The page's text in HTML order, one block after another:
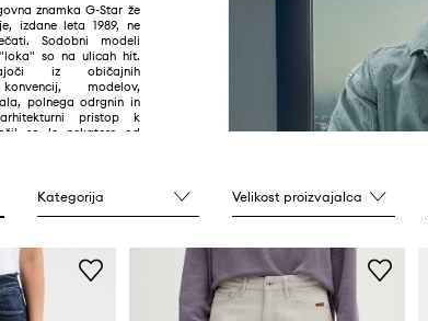
znamka G-Star že
izdane leta 1989, ne
Sodobni modeli
so na ulicah hit.
iz običajnih
modelov,
polnega odrgnin in
pristop k
so le nekatere od
Kategorija Velikost proizvajalca